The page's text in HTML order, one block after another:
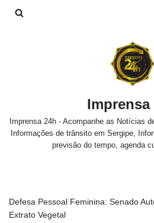
Imprensa
Imprensa 24h - Acompanhe as Notícias
Informações de trânsito em Sergipe,
previsão do tempo, agenda
Defesa Pessoal Feminina: Senado
Extrato Vegetal